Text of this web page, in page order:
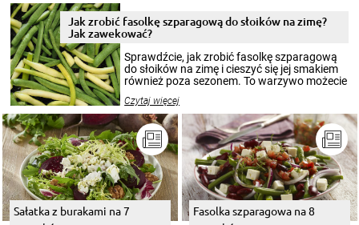
pełni poczuć atmosferę cieplejszych
miesięcy. Przygotowanie słoików ze
patenty, które pozwolą zachować świeżość
przetworów.
Jak zrobić fasolkę szparagową do słoików na zimę?
Jak zawekować?
Sprawdźcie, jak zrobić fasolkę szparagową
do słoików na zimę i cieszyć się jej smakiem
również poza sezonem. To warzywo możecie
nasze propozycje!
Czytaj więcej
Sałatka z burakami na 7
Fasolka szparagowa na 8